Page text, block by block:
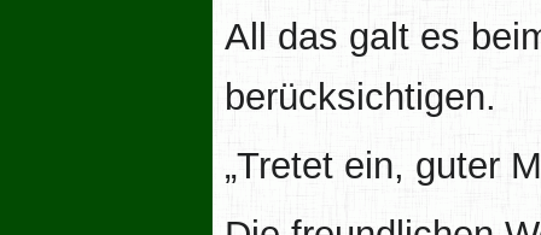
All das galt es
berücksichtigen.
„Tretet ein, guter